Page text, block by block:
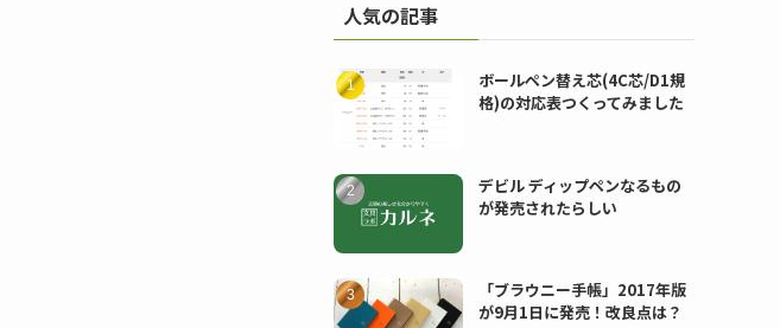
人気の記事
ボールペン替え芯(4C芯/D1規
格)の対応表つくってみました
デビル ディップペンなるもの
が発売されたらしい
「ブラウニー手帳」2017年版
が9月1日に発売！改良点は？